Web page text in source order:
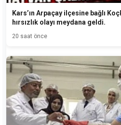
Kars’ın Arpaçay ilçesine bağlı
hırsızlık olayı meydana geldi.
20 saat önce